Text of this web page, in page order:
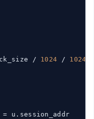
/ 1024 / 1024